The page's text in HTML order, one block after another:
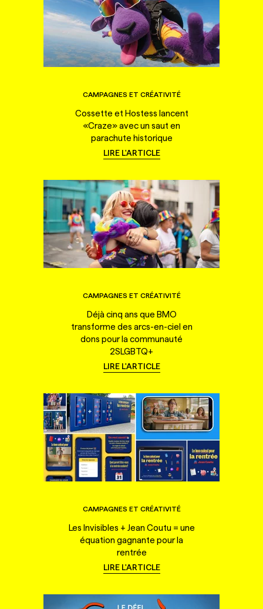
CAMPAGNES ET CRÉATIVITÉ
Cossette et Hostess lancent
«Craze» avec un saut en
parachute historique
LIRE L'ARTICLE
CAMPAGNES ET CRÉATIVITÉ
Déjà cinq ans que BMO
transforme des arcs-en-ciel en
dons pour la communauté
2SLGBTQ+
LIRE L'ARTICLE
CAMPAGNES ET CRÉATIVITÉ
Les Invisibles + Jean Coutu = une
équation gagnante pour la
rentrée
LIRE L'ARTICLE